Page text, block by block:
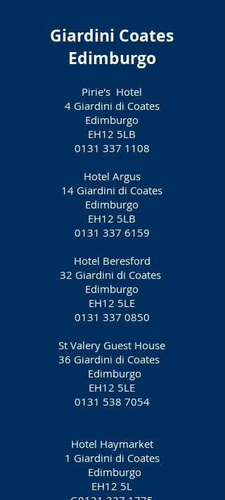
Giardini Coates
Edimburgo
Pirie's Hotel
4 Giardini di Coates
Edimburgo
EH12 5LB
0131 337 1108
Hotel Argus
14 Giardini di Coates
Edimburgo
EH12 5LB
0131 337 6159
Hotel Beresford
32 Giardini di Coates
Edimburgo
EH12 5LE
‎0131 337 0850
St Valery Guest House
36 Giardini di Coates
Edimburgo
EH12 5LE
‎0131 538 7054
Hotel Haymarket
1 Giardini di Coates
Edimburgo
EH12 5L